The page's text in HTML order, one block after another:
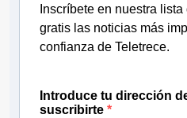
Inscríbete en nuestra
gratis las noticias más
confianza de Teletrece.
Introduce tu dirección
suscribirte